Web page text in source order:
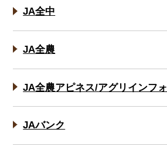
JA全中
JA全農
JA全農アピネス/アグリインフォ
JAバンク